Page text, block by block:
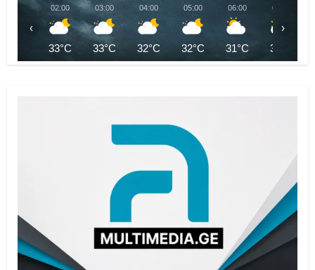
02:00
33°C
03:00
33°C
04:00
32°C
05:00
32°C
06:00
31°C
07:00
32°C
‹ ›